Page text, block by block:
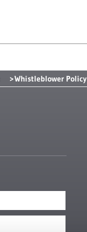
Whistleblower Policy